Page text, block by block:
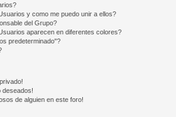
y como me puedo unir a ellos?
del Grupo?
aparecen en diferentes colores?
predeterminado"?
deseados!
de alguien en este foro!